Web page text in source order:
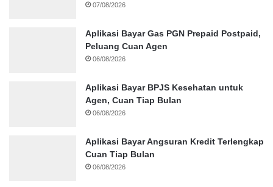
07/08/2026
Aplikasi Bayar Gas PGN Prepaid Postpaid,
Peluang Cuan Agen
06/08/2026
Aplikasi Bayar BPJS Kesehatan untuk
Agen, Cuan Tiap Bulan
06/08/2026
Aplikasi Bayar Angsuran Kredit Terlengkap
Cuan Tiap Bulan
06/08/2026